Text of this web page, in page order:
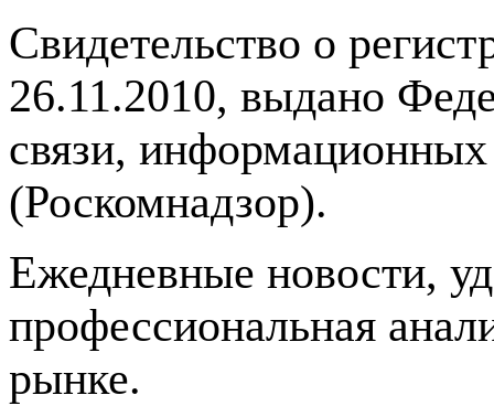
Свидетельство о
26.11.2010, выдано
связи,
(Роскомнадзор).
Ежедневные новости,
профессиональная
рынке.